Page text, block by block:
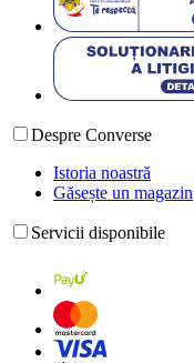
Despre Converse
Istoria noastră
Găsește un magazin
Servicii disponibile